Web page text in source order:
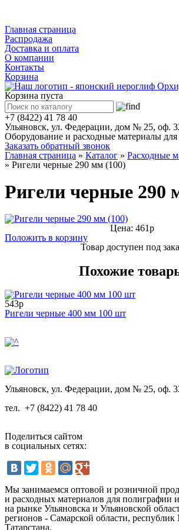
Главная страница
Распродажа
Доставка и оплата
О компании
Контакты
Корзина
Корзина пуста
+7 (8422) 41 78 40
Ульяновск, ул. Федерации, дом № 25, оф.
Оборудование и расходные материалы
Заказать обратный звонок
Главная страница » Каталог » Расходные
» Ригели черные 290 мм (100)
Ригели черные 290
Цена: 461р
Положить в корзину
Товар доступен под
Похожие
543р
Ригели черные 400 мм 100 шт
Ульяновск, ул. Федерации, дом № 25, оф.
тел. +7 (8422) 41 78 40
Поделиться сайтом
в социальных сетях:
Мы занимаемся оптовой и розничной
и расходных материалов для полиграфии
на рынке Ульяновска и Ульяновской
регионов - Самарской области,
Татарстана.